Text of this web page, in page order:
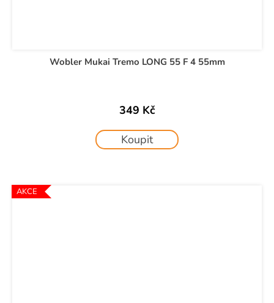
Wobler Mukai Tremo LONG 55 F 4 55mm
349 Kč
Koupit
AKCE